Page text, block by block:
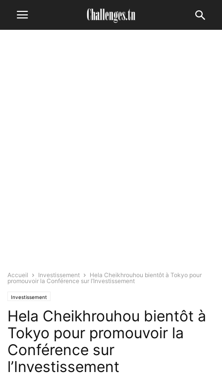
Accueil Investissement
Hela Cheikhrouhou bientôt à Tokyo pour
promouvoir la Conférence sur l’Investissement
Investissement
Hela Cheikhrouhou bientôt à
Tokyo pour promouvoir la
Conférence sur
l’Investissement